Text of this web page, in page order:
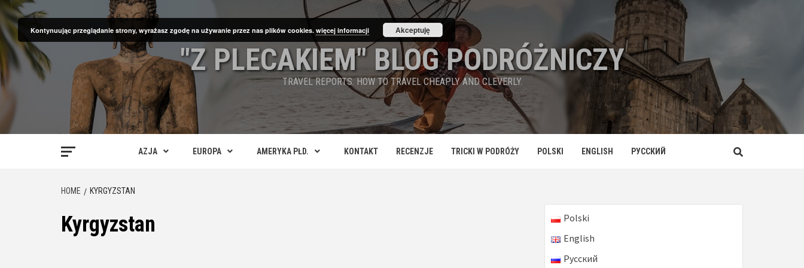
Skip
to
content
"Z PLECAKIEM" BLOG PODRÓŻNICZY
TRAVEL REPORTS. HOW TO TRAVEL CHEAPLY AND CLEVERLY.
AZJA EUROPA AMERYKA PŁD. KONTAKT RECENZJE TRICKI W PODRÓŻY POLSKI ENGLISH РУССКИЙ
HOME KYRGYZSTAN
Kyrgyzstan
Polski
English
Русский
Kontynuując przeglądanie strony, wyrażasz zgodę na używanie przez nas plików cookies. więcej informacji Akceptuję